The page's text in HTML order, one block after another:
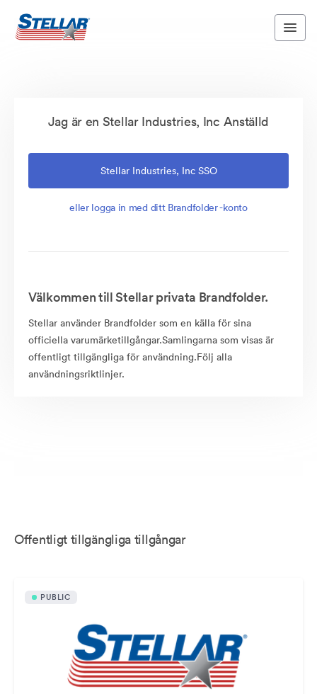
Jag är en Stellar Industries, Inc Anställd
Stellar Industries, Inc SSO
eller logga in med ditt Brandfolder -konto
Välkommen till Stellar privata Brandfolder.
Stellar använder Brandfolder som en källa för sina
officiella varumärketillgångar.Samlingarna som visas är
offentligt tillgängliga för användning.Följ alla
användningsriktlinjer.
Offentligt tillgängliga tillgångar
PUBLIC